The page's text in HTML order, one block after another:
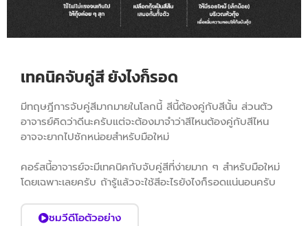
เทคนิคจับคู่สี ยังไงก็รอด
มีทฤษฎีการจับคู่สีมากมายในโลกนี้ สีนี้ต้องคู่กับสีนั้น ส่วนตัว
อาจารย์คิดว่าดีนะครับแต่จะต้องมาจำว่าสีไหนต้องคู่กับสีไหน
อาจจะยากไปซักหน่อยสำหรับมือใหม่
คอร์สนี้อาจารย์จะมีเทคนิคกับจับคู่สีที่ง่ายมาก ๆ สำหรับมือใหม่
โดยเฉพาะเลยครับ ถ้ารู้แล้วจะใช้สีอะไรยังไงก็รอดแน่นอนครับ
ชมวีดีโอตัวอย่าง